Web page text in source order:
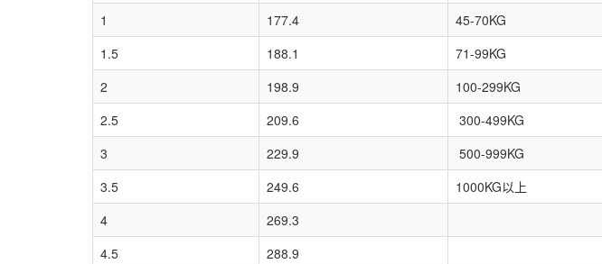
1
177.4 45-70KG
1.5
188.1 71-99KG
2
198.9 100-299KG
2.5
209.6 300-499KG
3
229.9 500-999KG
3.5
249.6 1000KG以上
4
269.3
4.5
288.9